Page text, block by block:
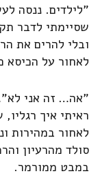
"לילדים. ננסה
שסיימתי לדבר
ובלי להרים את
לאחור על הכיסא
"אה… זה אני
ראיתי איך
לאחור במהירות
סולד מהרעיון
במבט ממורמר.